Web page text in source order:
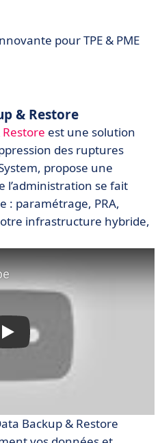
pour TPE & PME
& Restore
Restore est une solution
des ruptures
propose une
l’administration se fait
: paramétrage, PRA,
infrastructure hybride,
Backup & Restore